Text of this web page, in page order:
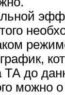
ТА до
можно